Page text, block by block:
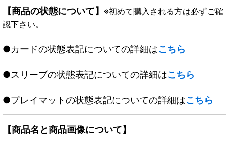
【商品の状態について】 ※初めて購入される方は必ずご確
認下さい。
●カードの状態表記についての詳細はこちら
●スリーブの状態表記についての詳細はこちら
●プレイマットの状態表記についての詳細はこちら
【商品名と商品画像について】